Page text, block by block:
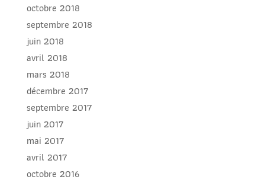
octobre 2018
septembre 2018
juin 2018
avril 2018
mars 2018
décembre 2017
septembre 2017
juin 2017
mai 2017
avril 2017
octobre 2016